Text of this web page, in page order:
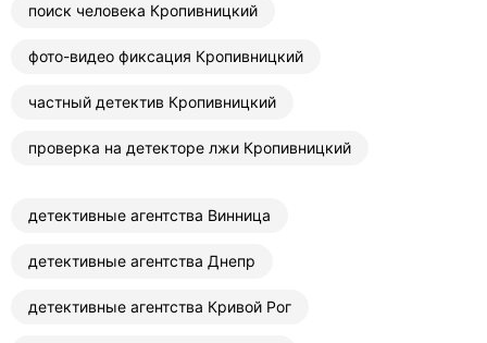
поиск человека Кропивницкий
фото-видео фиксация Кропивницкий
частный детектив Кропивницкий
проверка на детекторе лжи Кропивницкий
детективные агентства Винница
детективные агентства Днепр
детективные агентства Кривой Рог